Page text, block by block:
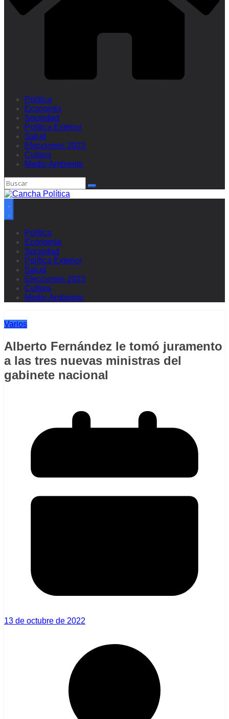
Política
Economía
Sociedad
Política Exterior
Salud
Elecciones 2023
Cultura
Medio Ambiente
Política
Economía
Sociedad
Política Exterior
Salud
Elecciones 2023
Cultura
Medio Ambiente
Varios
Alberto Fernández le tomó juramento
a las tres nuevas ministras del
gabinete nacional
13 de octubre de 2022